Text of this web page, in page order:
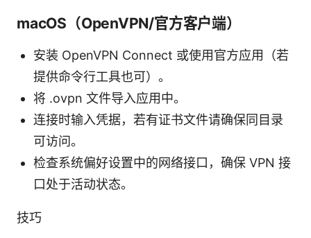
macOS（OpenVPN/官方客户端）
安装 OpenVPN Connect 或使用官方应用（若
提供命令行工具也可）。
将 .ovpn 文件导入应用中。
连接时输入凭据，若有证书文件请确保同目录
可访问。
检查系统偏好设置中的网络接口，确保 VPN 接
口处于活动状态。
技巧